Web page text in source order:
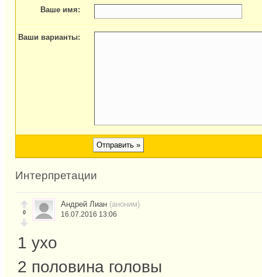
Ваше имя:
Ваши варианты:
Интерпретации
0
Андрей Лиан (аноним)
16.07.2016 13:06
1 ухо
2 половина головы